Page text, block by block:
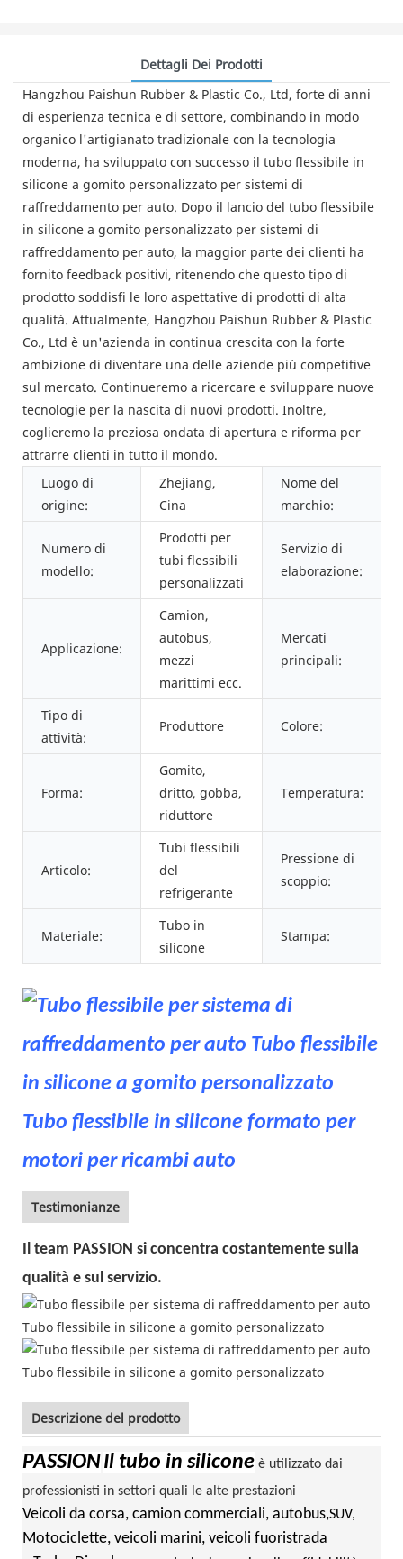
Dettagli Dei Prodotti
Hangzhou Paishun Rubber & Plastic Co., Ltd, forte di anni
di esperienza tecnica e di settore, combinando in modo
organico l'artigianato tradizionale con la tecnologia
moderna, ha sviluppato con successo il tubo flessibile in
silicone a gomito personalizzato per sistemi di
raffreddamento per auto. Dopo il lancio del tubo flessibile
in silicone a gomito personalizzato per sistemi di
raffreddamento per auto, la maggior parte dei clienti ha
fornito feedback positivi, ritenendo che questo tipo di
prodotto soddisfi le loro aspettative di prodotti di alta
qualità. Attualmente, Hangzhou Paishun Rubber & Plastic
Co., Ltd è un'azienda in continua crescita con la forte
ambizione di diventare una delle aziende più competitive
sul mercato. Continueremo a ricercare e sviluppare nuove
tecnologie per la nascita di nuovi prodotti. Inoltre,
coglieremo la preziosa ondata di apertura e riforma per
attrarre clienti in tutto il mondo.
Luogo di
origine:
Zhejiang,
Cina
Nome del
marchio:
Numero di
modello:
Prodotti per
tubi flessibili
personalizzati
Servizio di
elaborazione:
Applicazione:
Camion,
autobus,
mezzi
marittimi ecc.
Mercati
principali:
Tipo di
attività:
Produttore Colore:
Forma:
Gomito,
dritto, gobba,
riduttore
Temperatura:
Articolo:
Tubi flessibili
del
refrigerante
Pressione di
scoppio:
Materiale:
Tubo in
silicone
Stampa:
Tubo flessibile in silicone formato per
motori per ricambi auto
Testimonianze
Il team PASSION si concentra costantemente sulla
qualità e sul servizio.
Descrizione del prodotto
PASSIONIl tubo in silicone è utilizzato dai
professionisti in settori quali le alte prestazioni
Veicoli da corsa, camion commerciali, autobus,SUV,
Motociclette, veicoli marini, veicoli fuoristrada